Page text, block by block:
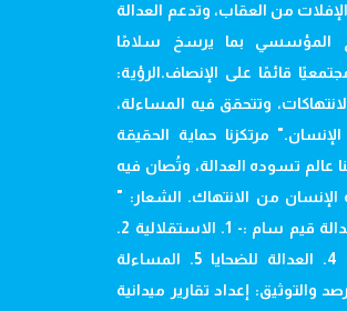
من العقاب، وتدعم العدالة
المؤسسي بما يرسخ سلامًا
قائمًا على الإنصاف.الرؤية:
وتتحقق فيه المساءلة،
مرتكزنا حماية الحقيقة
عالم تسوده العدالة، وتُصان فيه
الإنسان من الانتهاك. الشعار: "
من التوثيق إلى العدالة قيم سام :- 1. الاستقلالية 2.
المهنية 3. النزاهة 4. العدالة للضحايا 5. المساءلة
والتوثيق: إعداد تقارير ميدانية